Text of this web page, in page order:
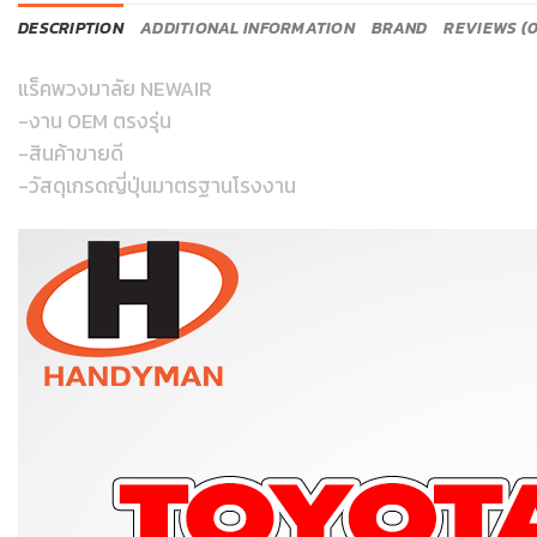
DESCRIPTION ADDITIONAL INFORMATION BRAND REVIEWS
แร็คพวงมาลัย NEWAIR
-งาน OEM ตรงรุ่น
-สินค้าขายดี
-วัสดุเกรดญี่ปุ่นมาตรฐานโรงงาน